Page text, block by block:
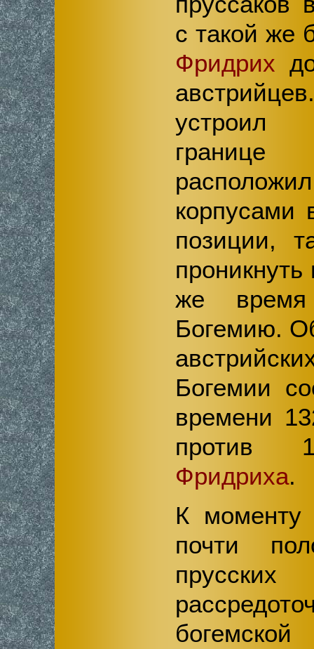
с такой же
Фридрих
устроил
корпусами
позиции,
же
Богемию.
Богемии
времени
против
Фридриха.
К моменту
почти